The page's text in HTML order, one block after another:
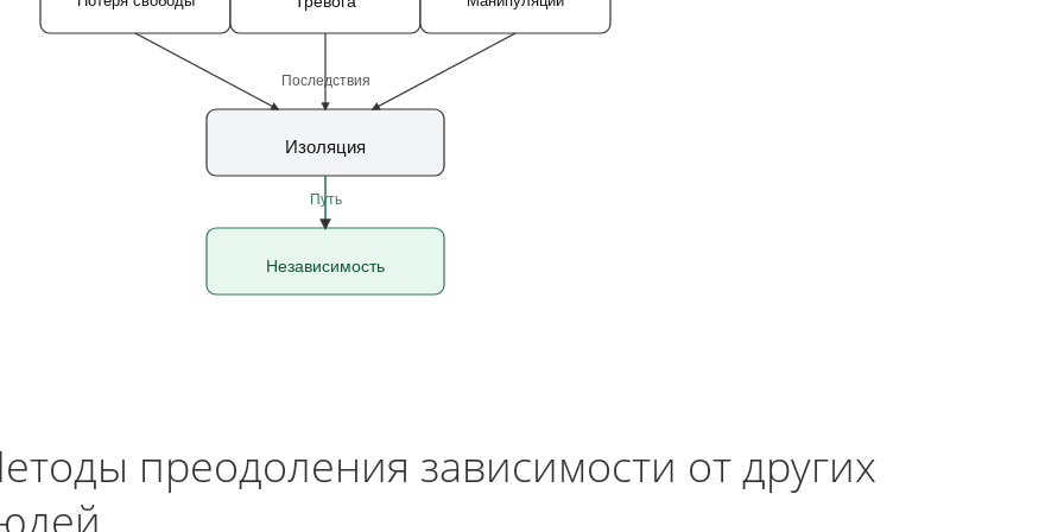
Изоляция
Независимость
Последствия
Путь
преодоления зависимости от других